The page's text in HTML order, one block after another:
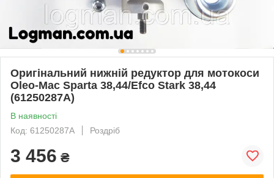
Оригінальний нижній редуктор для мотокоси
Oleo-Mac Sparta 38,44/Efco Stark 38,44
(61250287A)
В наявності
Код: 61250287A
Роздріб
3 456 ₴